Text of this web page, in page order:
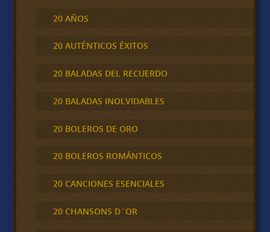
20 AÑOS
20 AUTÉNTICOS ÉXITOS
20 BALADAS DEL RECUERDO
20 BALADAS INOLVIDABLES
20 BOLEROS DE ORO
20 BOLEROS ROMÁNTICOS
20 CANCIONES ESENCIALES
20 CHANSONS D´OR